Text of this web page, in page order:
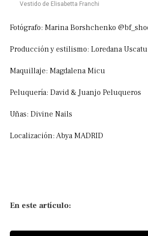
Vestido de Elisabetta Franchi
Fotógrafo: Marina Borshchenko
Producción y estilismo: Loredana Uscatu
Maquillaje: Magdalena Micu
Peluquería: David & Juanjo Peluqueros
Uñas: Divine Nails
Localización: Abya MADRID
En este artículo: